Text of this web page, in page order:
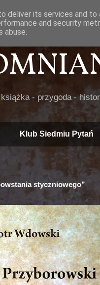
- przygoda -
Klub Siedmiu Pytań
styczniowego”
deliver its services and to
and security
abuse.